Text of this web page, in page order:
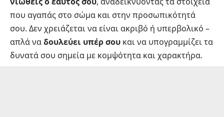
που αγαπάς στο σώμα και στην προσωπικότητά
σου. Δεν χρειάζεται να είναι ακριβό ή υπερβολικό –
απλά ναδουλεύει υπέρ σου και να υπογραμμίζει τα
δυνατά σου σημεία με κομψότητα και χαρακτήρα.